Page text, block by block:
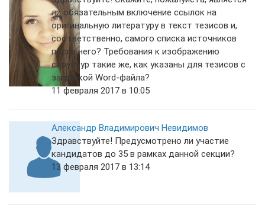
ли обязательным включение ссылок на
оригинальную литературу в текст тезисов и,
соответственно, самого списка источников
после него? Требования к изображению
структур такие же, как указаны для тезисов с
загрузкой Word-файла?
11 февраля 2017 в 10:05
Александр Владимирович Невидимов
Здравствуйте! Предусмотрено ли участие
кандидатов до 35 в рамках данной секции?
13 февраля 2017 в 13:14